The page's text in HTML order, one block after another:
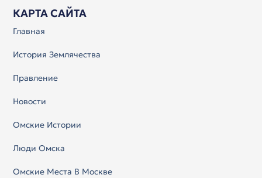
КАРТА САЙТА
Главная
История Землячества
Правление
Новости
Омские Истории
Люди Омска
Омские Места В Москве